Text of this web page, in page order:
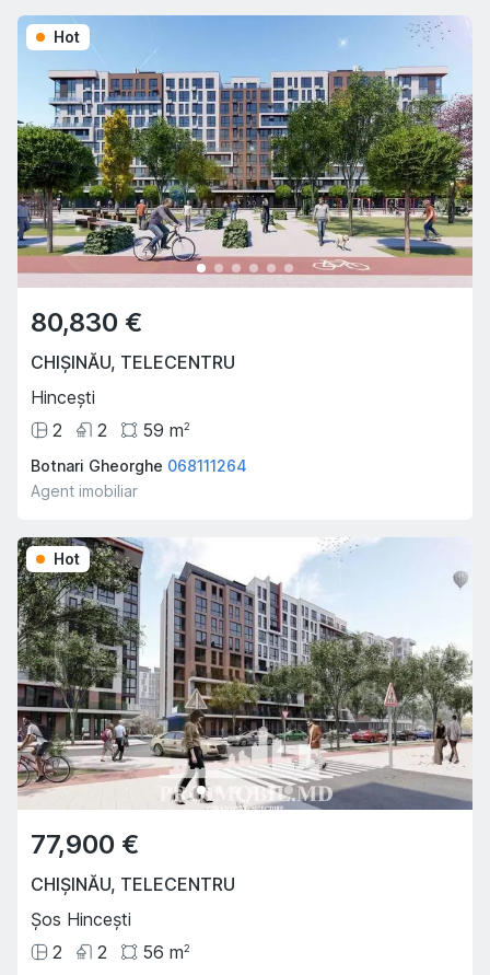
Hot
80,830 €
CHIȘINĂU, TELECENTRU
Hincești
2
2 59 m2
Botnari Gheorghe 068111264
Agent imobiliar
Hot
77,900 €
CHIȘINĂU, TELECENTRU
Șos Hincești
2
2 56 m2